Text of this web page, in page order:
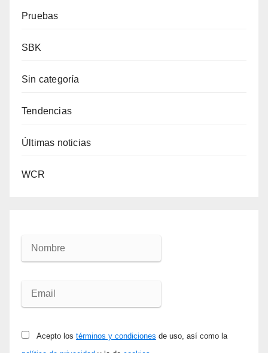
Pruebas
SBK
Sin categoría
Tendencias
Últimas noticias
WCR
Acepto los términos y condiciones de uso, así como la